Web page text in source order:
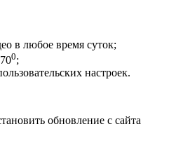
в любое время суток;
0;
настроек.
обновление с сайта